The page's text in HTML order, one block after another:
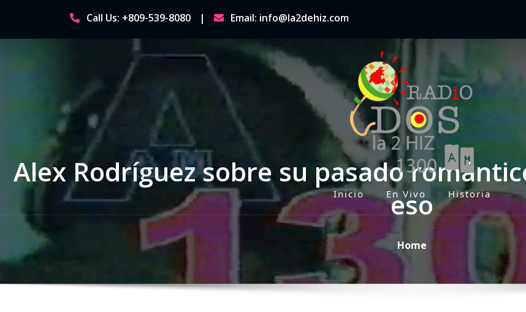
content
Call Us: +809-539-8080 Email: info@la2dehiz.com
P
r
i
a
r
Inicio En Vivo Historia
Alex Rodríguez sobre su pasado
eso
Home